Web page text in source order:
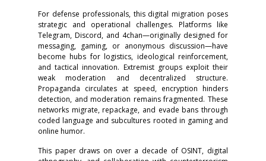
For defense professionals, this digital migration poses
strategic and operational challenges. Platforms like
Telegram, Discord, and 4chan—originally designed for
messaging, gaming, or anonymous discussion—have
become hubs for logistics, ideological reinforcement,
and tactical innovation. Extremist groups exploit their
weak moderation and decentralized structure.
Propaganda circulates at speed, encryption hinders
detection, and moderation remains fragmented. These
networks migrate, repackage, and evade bans through
coded language and subcultures rooted in gaming and
online humor.
This paper draws on over a decade of OSINT, digital